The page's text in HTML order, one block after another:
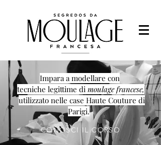
Impara a modellare con
tecniche legittime di moulage francese,
utilizzato nelle case Haute Couture di
Parigi.
CONOSCI IL CORSO